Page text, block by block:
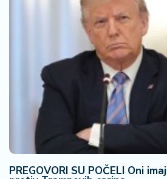
PREGOVORI SU POČELI Oni